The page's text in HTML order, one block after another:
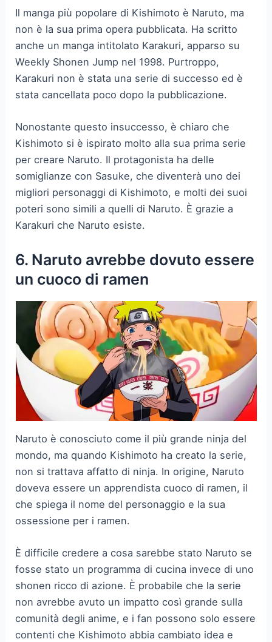
Il manga più popolare di Kishimoto è Naruto, ma
non è la sua prima opera pubblicata. Ha scritto
anche un manga intitolato Karakuri, apparso su
Weekly Shonen Jump nel 1998. Purtroppo,
Karakuri non è stata una serie di successo ed è
stata cancellata poco dopo la pubblicazione.
Nonostante questo insuccesso, è chiaro che
Kishimoto si è ispirato molto alla sua prima serie
per creare Naruto. Il protagonista ha delle
somiglianze con Sasuke, che diventerà uno dei
migliori personaggi di Kishimoto, e molti dei suoi
poteri sono simili a quelli di Naruto. È grazie a
Karakuri che Naruto esiste.
6. Naruto avrebbe dovuto essere
un cuoco di ramen
Naruto è conosciuto come il più grande ninja del
mondo, ma quando Kishimoto ha creato la serie,
non si trattava affatto di ninja. In origine, Naruto
doveva essere un apprendista cuoco di ramen, il
che spiega il nome del personaggio e la sua
ossessione per i ramen.
È difficile credere a cosa sarebbe stato Naruto se
fosse stato un programma di cucina invece di uno
shonen ricco di azione. È probabile che la serie
non avrebbe avuto un impatto così grande sulla
comunità degli anime, e i fan possono solo essere
contenti che Kishimoto abbia cambiato idea e